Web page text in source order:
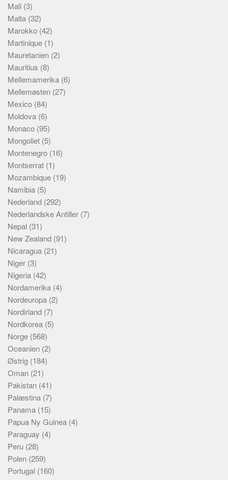
Mali (3)
Malta (32)
Marokko (42)
Martinique (1)
Mauretanien (2)
Mauritius (8)
Mellemamerika (6)
Mellemøsten (27)
Mexico (84)
Moldova (6)
Monaco (95)
Mongoliet (5)
Montenegro (16)
Montserrat (1)
Mozambique (19)
Namibia (5)
Nederland (292)
Nederlandske Antiller (7)
Nepal (31)
New Zealand (91)
Nicaragua (21)
Niger (3)
Nigeria (42)
Nordamerika (4)
Nordeuropa (2)
Nordirland (7)
Nordkorea (5)
Norge (568)
Oceanien (2)
Østrig (184)
Oman (21)
Pakistan (41)
Palæstina (7)
Panama (15)
Papua Ny Guinea (4)
Paraguay (4)
Peru (28)
Polen (259)
Portugal (160)